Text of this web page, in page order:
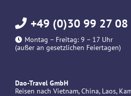
+49 (0)30 99 27 08
Montag – Freitag: 9 – 17 Uhr
(außer an gesetzlichen Feiertagen)
Dao-Travel GmbH
Reisen nach Vietnam, China, Laos,